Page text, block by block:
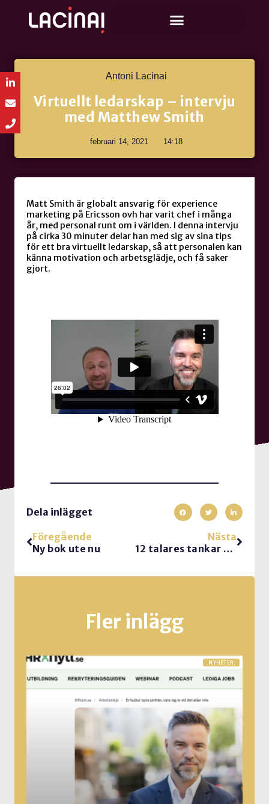
Antoni Lacinai
Virtuellt ledarskap – intervju
med Matthew Smith
februari 14, 2021 14:18
Matt Smith är globalt ansvarig för experience
marketing på Ericsson ovh har varit chef i många
år, med personal runt om i världen. I denna intervju
på cirka 30 minuter delar han med sig av sina tips
för ett bra virtuellt ledarskap, så att personalen kan
känna motivation och arbetsglädje, och få saker
gjort.
Dela inlägget
Föregående
Ny bok ute nu
Nästa
12 talares tankar om möten
Fler inlägg
NYHETER